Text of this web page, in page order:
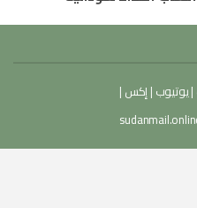
|يوتيوب |إكس |